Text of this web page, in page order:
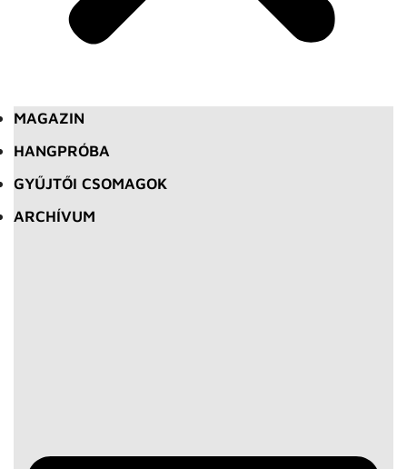
MAGAZIN
HANGPRÓBA
GYŰJTŐI CSOMAGOK
ARCHÍVUM